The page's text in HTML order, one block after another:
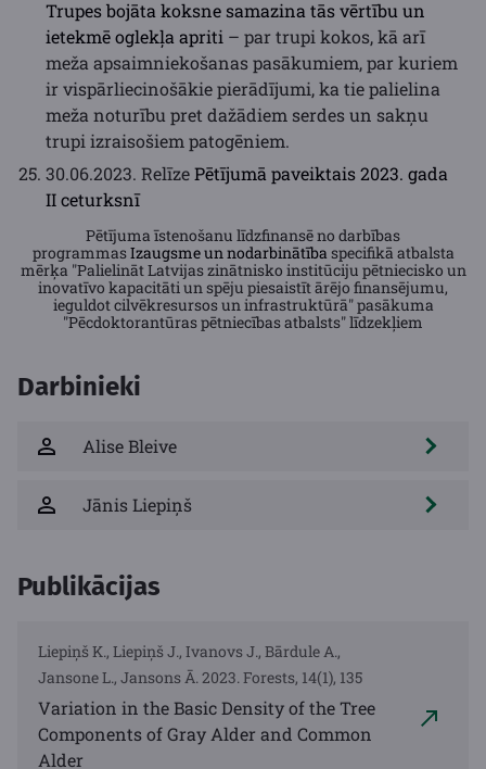
Trupes bojāta koksne samazina tās vērtību un
ietekmē oglekļa apriti – par trupi kokos, kā arī
meža apsaimniekošanas pasākumiem, par kuriem
ir vispārliecinošākie pierādījumi, ka tie palielina
meža noturību pret dažādiem serdes un sakņu
trupi izraisošiem patogēniem.
30.06.2023. RelīzePētījumā paveiktais 2023. gada
II ceturksnī
Pētījuma īstenošanu līdzfinansē no darbības
programmasIzaugsme un nodarbinātība specifikā atbalsta
mērķa "Palielināt Latvijas zinātnisko institūciju pētniecisko un
inovatīvo kapacitāti un spēju piesaistīt ārējo finansējumu,
ieguldot cilvēkresursos un infrastruktūrā" pasākuma
"Pēcdoktorantūras pētniecības atbalsts" līdzekļiem
Darbinieki
Alise Bleive
Jānis Liepiņš
Publikācijas
Liepiņš K., Liepiņš J., Ivanovs J., Bārdule A.,
Jansone L., Jansons Ā. 2023. Forests, 14(1), 135
Variation in the Basic Density of the Tree
Components of Gray Alder and Common
Alder